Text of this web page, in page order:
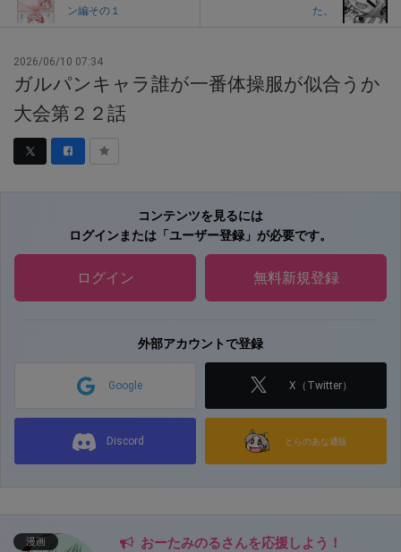
ン編その１
た。
2026/06/10 07:34
ガルパンキャラ誰が一番体操服が似合うか
大会第２２話
コンテンツを見るには
ログインまたは「ユーザー登録」が必要です。
ログイン 無料新規登録
外部アカウントで登録
Google X（Twitter）
Discord とらのあな通販
漫画 おーたみのるさんを応援しよう！